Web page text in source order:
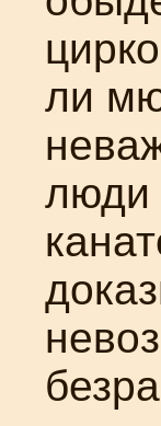
ли
люди